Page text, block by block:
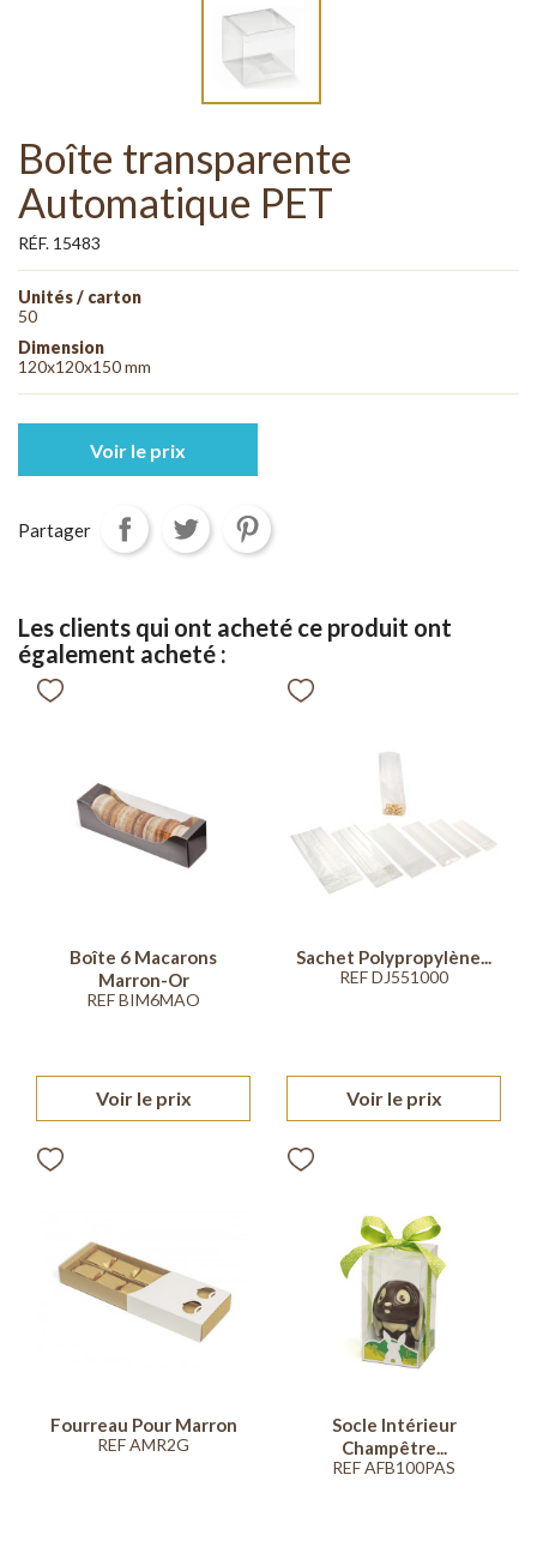
Boîte transparente
Automatique PET
RÉF. 15483
Unités / carton
50
Dimension
120x120x150 mm
Voir le prix
Partager
Les clients qui ont acheté ce produit ont
également acheté :
Boîte 6 Macarons
Marron-Or
REF BIM6MAO
Voir le prix
Sachet Polypropylène...
REF DJ551000
Voir le prix
Fourreau Pour Marron
REF AMR2G
Socle Intérieur
Champêtre...
REF AFB100PAS